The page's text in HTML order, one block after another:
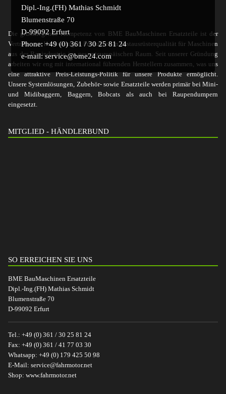
Dipl.-Ing.(FH) Mathias Schmidt
Blumenstraße 70
D-99092 Erfurt
Phone: +49 (0) 361 / 30 25 81 24
e-mail: service@bme24.com
Die grundlegende Kompetenz von BME BauMaschinen Ersatzteile ist der
Vertrieb von hochwertigen Produkten in Erstausrüsterqualität für Maschinen
aus der Bauindustrie im gesamteuropäischen Raum. Seit unserer Gründung
arbeiten wir eng mit international führenden Herstellern zusammen, was uns
eine attraktive Preis-Leistungs-Politik für unsere Produkte ermöglicht.
Unsere Systemlösungen, Zubehör- sowie Ersatzteile werden primär bei Mini-
und Midibaggern, Baggern, Bobcats als auch bei Raupendumpern
eingesetzt.
MITGLIED - HÄNDLERBUND
SO ERREICHEN SIE UNS
BME BauMaschinen Ersatzteile
Dipl.-Ing.(FH) Mathias Schmidt
Blumenstraße 70
D-99092 Erfurt
Tel.: +49 (0) 361 / 30 25 81 24
Fax: +49 (0) 361 / 41 77 03 30
Whatsapp: +49 (0) 179 425 50 98
E-Mail: service@fahrmotor.net
Shop: www.fahrmotor.net